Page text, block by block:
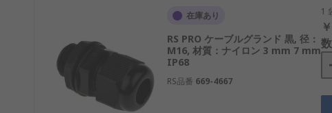
信頼性の高い配線と安全性を実現できます。
ルグランドは、風力発電の制御ユニットや鉄道の信号設備で雨
ケーブルグランドは、産業用ロボットや半導体製造装置で振動
や曲がり型ケーブルグランドは、IoT機器や家庭用機器での多様
在庫あり
RS PRO ケーブルグランド 黒, 径：
M16, 材質：ナイロン 3 mm 7 mm
IP68
RS品番 669-4667
1